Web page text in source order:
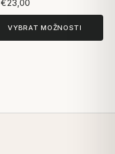
€23,00
VYBRAT MOŽNOSTI